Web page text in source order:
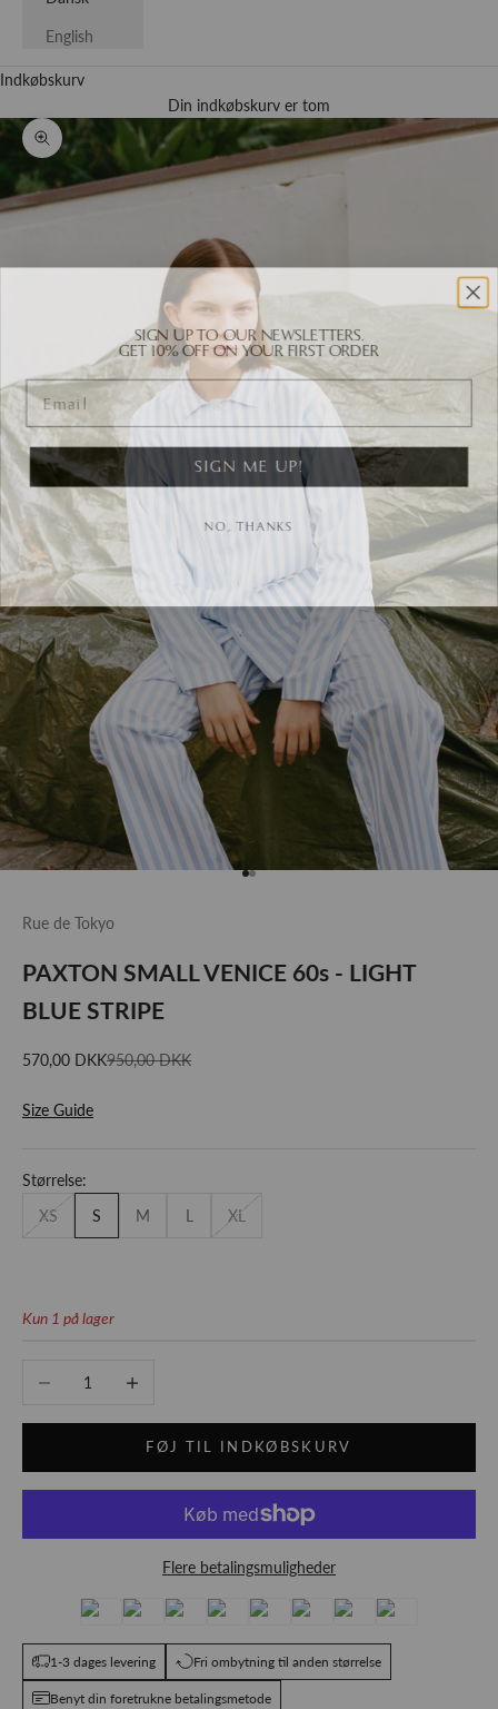
English
Indkøbskurv
Din indkøbskurv er tom
Zoom
Gå til element 1
Gå til element 2
Rue de Tokyo
PAXTON SMALL VENICE 60s - LIGHT
BLUE STRIPE
Salgspris
570,00 DKKNormalpris
950,00 DKK
Size Guide
Størrelse:
XS
S M L XL
Kun 1 på lager
Sænk antal
FØJ TIL INDKØBSKURV
Flere betalingsmuligheder
1-3 dages levering Fri ombytning til anden størrelse
Benyt din foretrukne betalingsmetode
SIGN UP TO OUR NEWSLETTERS.
GET 10% OFF ON YOUR FIRST ORDER
Email
SIGN ME UP!